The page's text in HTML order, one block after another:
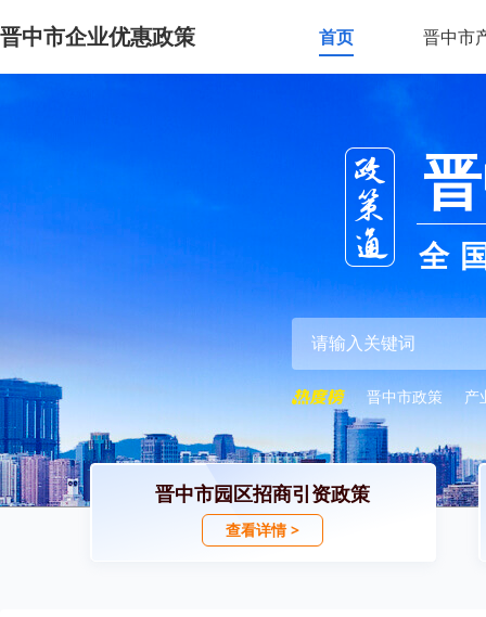
晋中市企业优惠政策 首页 晋中市
全
晋中市政策 产
晋中市园区招商引资政策
查看详情 >